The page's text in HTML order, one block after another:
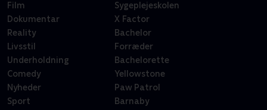
Film
Dokumentar
Reality
Livsstil
Underholdning
Comedy
Nyheder
Sport
Sygeplejeskolen
X Factor
Bachelor
Forræder
Bachelorette
Yellowstone
Paw Patrol
Barnaby